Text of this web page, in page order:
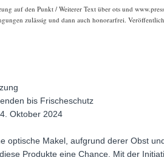
auf den Punkt / Weiterer Text über ots und
zulässig und dann auch honorarfrei.
bis Frischeschutz
Oktober 2024
optische Makel, aufgrund derer Obst
Produkte eine Chance. Mit der